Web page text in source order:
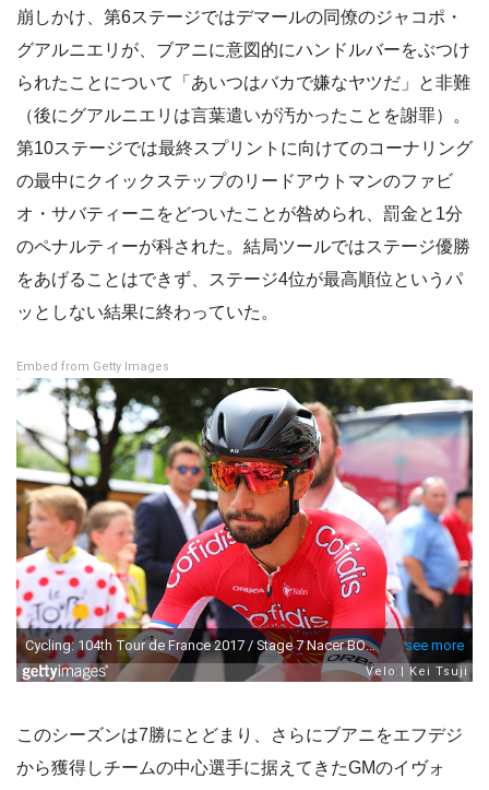
崩しかけ、第6ステージではデマールの同僚のジャコポ・
グアルニエリが、ブアニに意図的にハンドルバーをぶつけ
られたことについて「あいつはバカで嫌なヤツだ」と非難
（後にグアルニエリは言葉遣いが汚かったことを謝罪）。
第10ステージでは最終スプリントに向けてのコーナリング
の最中にクイックステップのリードアウトマンのファビ
オ・サバティーニをどついたことが咎められ、罰金と1分
のペナルティーが科された。結局ツールではステージ優勝
をあげることはできず、ステージ4位が最高順位というパ
ッとしない結果に終わっていた。
Embed from Getty Images
このシーズンは7勝にとどまり、さらにブアニをエフデジ
から獲得しチームの中心選手に据えてきたGMのイヴォ